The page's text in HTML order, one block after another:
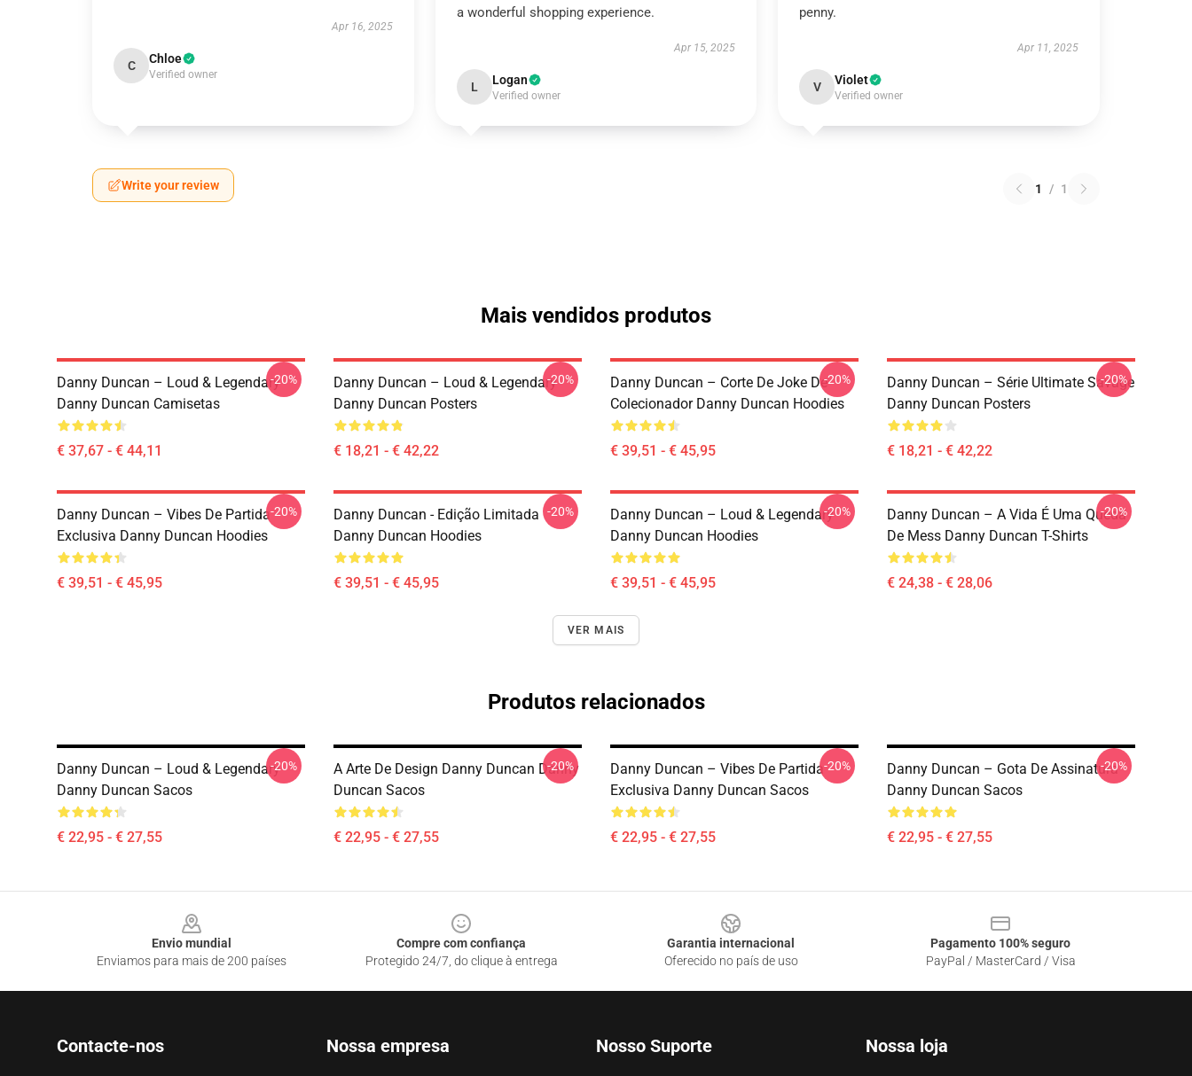
Apr 16, 2025
C Chloe
Verified owner
a wonderful shopping experience.
Apr 15, 2025
L Logan
Verified owner
penny.
Apr 11, 2025
V Violet
Verified owner
Write your review 1 / 1
Mais vendidos produtos
Danny Duncan – Loud & Legendary
Danny Duncan Camisetas
€ 37,67 - € 44,11
-20%
Danny Duncan – Loud & Legendary
Danny Duncan Posters
€ 18,21 - € 42,22
-20%
Danny Duncan – Corte De Joke De
Colecionador Danny Duncan Hoodies
€ 39,51 - € 45,95
-20%
Danny Duncan – Série Ultimate Savage
Danny Duncan Posters
€ 18,21 - € 42,22
-20%
Danny Duncan – Vibes De Partida
Exclusiva Danny Duncan Hoodies
€ 39,51 - € 45,95
-20%
Danny Duncan - Edição Limitada
Danny Duncan Hoodies
€ 39,51 - € 45,95
-20%
Danny Duncan – Loud & Legendary
Danny Duncan Hoodies
€ 39,51 - € 45,95
-20%
Danny Duncan – A Vida É Uma Queda
De Mess Danny Duncan T-Shirts
€ 24,38 - € 28,06
-20%
VER MAIS
Produtos relacionados
Danny Duncan – Loud & Legendary
Danny Duncan Sacos
€ 22,95 - € 27,55
-20%
A Arte De Design Danny Duncan Danny
Duncan Sacos
€ 22,95 - € 27,55
-20%
Danny Duncan – Vibes De Partida
Exclusiva Danny Duncan Sacos
€ 22,95 - € 27,55
-20%
Danny Duncan – Gota De Assinatura
Danny Duncan Sacos
€ 22,95 - € 27,55
-20%
Envio mundial
Enviamos para mais de 200 países
Compre com confiança
Protegido 24/7, do clique à entrega
Garantia internacional
Oferecido no país de uso
Pagamento 100% seguro
PayPal / MasterCard / Visa
Contacte-nos Nossa empresa Nosso Suporte Nossa loja